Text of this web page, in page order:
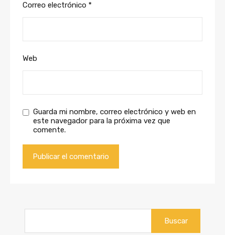
Correo electrónico *
Web
Guarda mi nombre, correo electrónico y web en
este navegador para la próxima vez que
comente.